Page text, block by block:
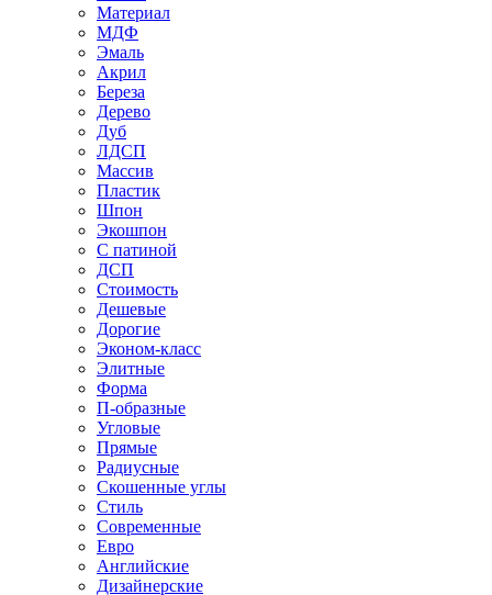
Материал
МДФ
Эмаль
Акрил
Береза
Дерево
Дуб
ЛДСП
Массив
Пластик
Шпон
Экошпон
С патиной
ДСП
Стоимость
Дешевые
Дорогие
Эконом-класс
Элитные
Форма
П-образные
Угловые
Прямые
Радиусные
Скошенные углы
Стиль
Современные
Евро
Английские
Дизайнерские